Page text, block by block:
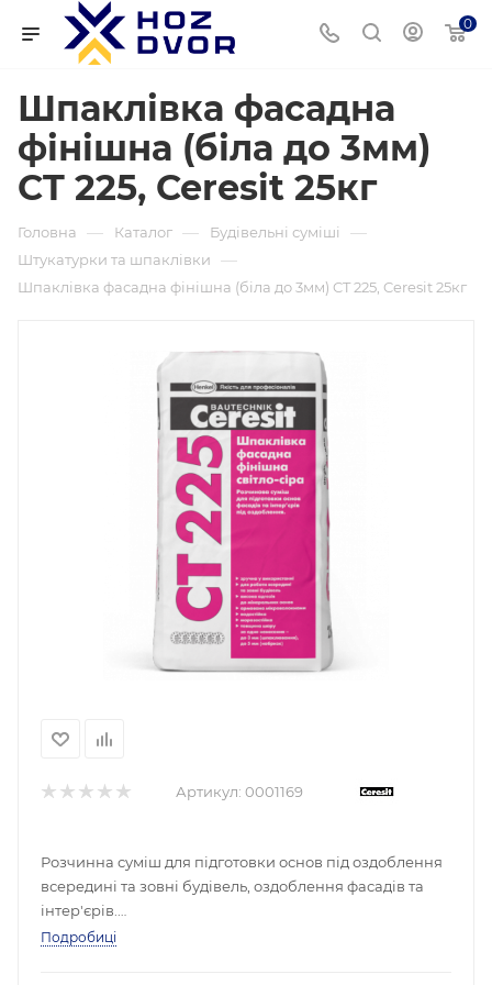
0
Шпаклівка фасадна
фінішна (біла до 3мм)
CT 225, Ceresit 25кг
Головна — Каталог — Будівельні суміші —
Штукатурки та шпаклівки —
Шпаклівка фасадна фінішна (біла до 3мм) CT 225, Ceresit 25кг
Артикул: 0001169
Розчинна суміш для підготовки основ під оздоблення
всередині та зовні будівель, оздоблення фасадів та
інтер'єрів.
- висока адгезія до мінеральних основ
Подробиці